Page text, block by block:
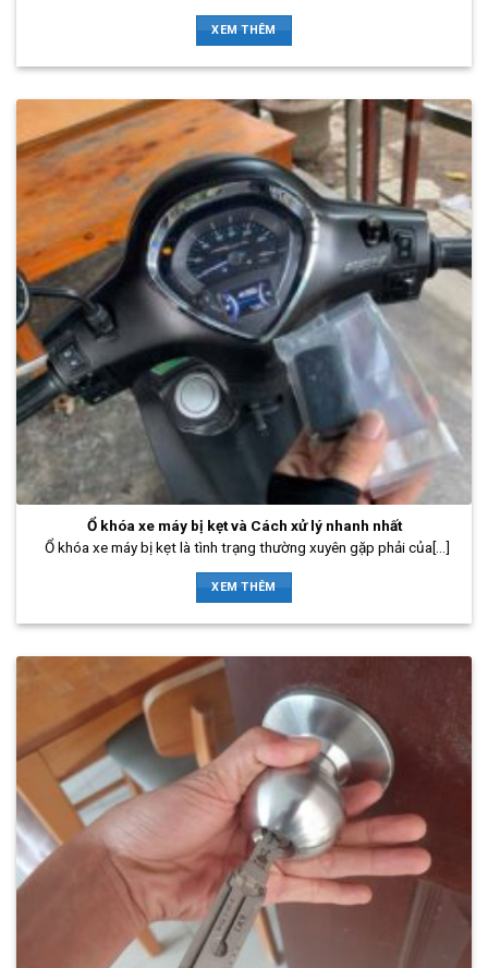
XEM THÊM
Ổ khóa xe máy bị kẹt và Cách xử lý nhanh nhất
Ổ khóa xe máy bị kẹt là tình trạng thường xuyên gặp phải của[...]
XEM THÊM